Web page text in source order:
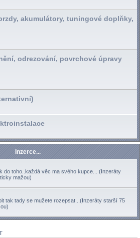
akumulátory, tuningové doplňky,
odrezování, povrchové úpravy
Inzerce...
do toho..každá věc ma svého kupce... (Inzeráty
mažou)
tak tady se mužete rozepsat...(Inzeráty starší 75